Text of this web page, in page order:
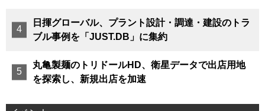
日揮グローバル、プラント設計・調達・建設のトラ
ブル事例を「JUST.DB」に集約
丸亀製麺のトリドールHD、衛星データで出店用地
を探索し、新規出店を加速